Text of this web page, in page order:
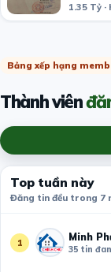
Bảng xếp hạng
Thành viên
Top tuần này
Đăng tin đều trong 7
1 Minh
35 tin